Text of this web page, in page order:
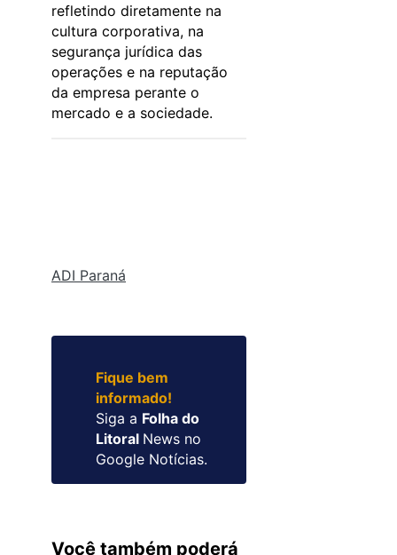
refletindo diretamente na
cultura corporativa, na
segurança jurídica das
operações e na reputação
da empresa perante o
mercado e a sociedade.
ADI Paraná
Fique bem
informado!
Siga a Folha do
Litoral News no
Google Notícias.
Você também poderá